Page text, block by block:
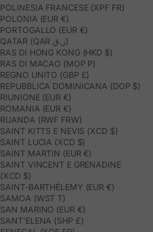
POLINESIA FRANCESE (XPF FR)
POLONIA (EUR €)
PORTOGALLO (EUR €)
QATAR (QAR ر.ق)
RAS DI HONG KONG (HKD $)
RAS DI MACAO (MOP P)
REGNO UNITO (GBP £)
REPUBBLICA DOMINICANA (DOP $)
RIUNIONE (EUR €)
ROMANIA (EUR €)
RUANDA (RWF FRW)
SAINT KITTS E NEVIS (XCD $)
SAINT LUCIA (XCD $)
SAINT MARTIN (EUR €)
SAINT VINCENT E GRENADINE
(XCD $)
SAINT-BARTHÉLEMY (EUR €)
SAMOA (WST T)
SAN MARINO (EUR €)
SANT’ELENA (SHP £)